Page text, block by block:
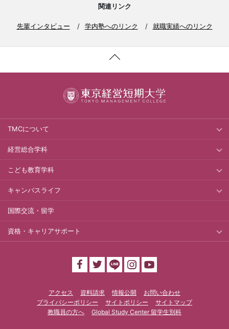
関連リンク
先輩インタビュー 学内塾へのリンク 就職実績へのリンク
TMCについて
経営総合学科
こども教育学科
キャンパスライフ
国際交流・留学
資格・キャリアサポート
アクセス 資料請求 情報公開
お問い合わせ
プライバシーポリシー
サイトポリシー
サイトマップ
教職員の方へ
Global Study Center 留学生別科